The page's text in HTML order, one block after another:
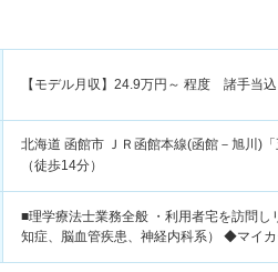
【モデル月収】 24.9万円～ 程度 諸手当込
北海道 函館市 ＪＲ函館本線(函館－旭川)
（徒歩14分）
■理学療法士業務全般 ・利用者宅を訪問
知症、脳血管疾患、神経内科系） ◆マイ